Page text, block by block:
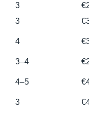
3
3
4
3–4
4–5
3